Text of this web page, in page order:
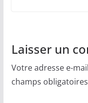
Laisser un
Votre adresse e-
champs